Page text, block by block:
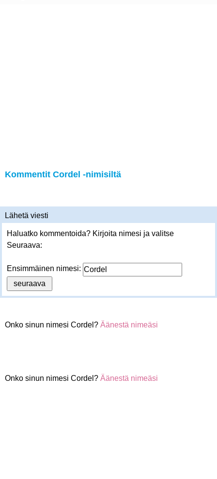
Kommentit Cordel -nimisiltä
Lähetä viesti
Haluatko kommentoida? Kirjoita nimesi ja valitse
Seuraava:
Ensimmäinen nimesi:
Onko sinun nimesi Cordel? Äänestä nimeäsi
Onko sinun nimesi Cordel? Äänestä nimeäsi